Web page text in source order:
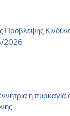
Πρόβλεψης
2026
η